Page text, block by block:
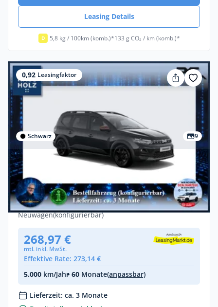
Leasing Details
D 5,8 kg / 100km (komb.)*133 g CO₂ / km (komb.)*
0,92 Leasingfaktor
Schwarz 9
Dacia Jogger hybrid 155 Extreme 5-Sitzer
🚀🔍inkl. Full-Service
Benzin •Automatik •158 PS (116 kW)
Neuwagen(konfigurierbar)
268,97 €
mtl. inkl. MwSt.
Effektive Rate: 273,14 €
5.000 km/Jahr• 60 Monate(anpassbar)
Lieferzeit: ca. 3 Monate